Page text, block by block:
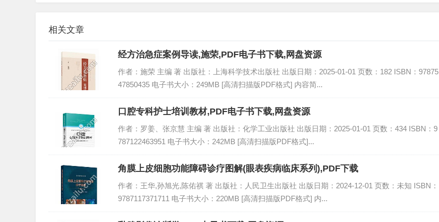
相关文章
经方治急症案例导读,施荣,PDF电子书下载,网盘资源
作者：施荣 主编 著 出版社：上海科学技术出版社 出版日期：2025-01-01 页数：182 ISBN：97875
47850435 电子书大小：249MB [高清扫描版PDF格式] 内容简...
口腔专科护士培训教材,PDF电子书下载,网盘资源
作者：罗姜、张京慧 主编 著 出版社：化学工业出版社 出版日期：2025-01-01 页数：434 ISBN：9
787122463951 电子书大小：242MB [高清扫描版PDF格式]...
角膜上皮细胞功能障碍诊疗图解(眼表疾病临床系列),PDF下载
作者：王华,孙旭光,陈佑祺 著 出版社：人民卫生出版社 出版日期：2024-12-01 页数：未知 ISBN：
9787117371711 电子书大小：220MB [高清扫描版PDF格式] 内...